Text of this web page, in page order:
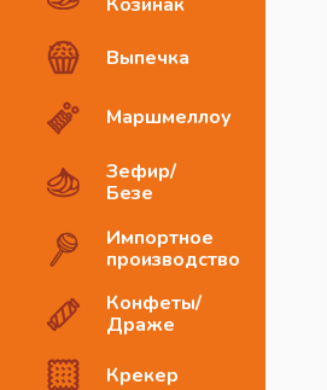
Выпечка
Маршмеллоу
Зефир/
Безе
Импортное
производство
Конфеты/
Драже
Крекер